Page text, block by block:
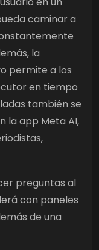
caminar a
la
permite a los
en tiempo
también se
la app Meta AI,
preguntas al
con paneles
de una